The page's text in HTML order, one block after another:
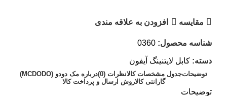
مقايسه افزودن به علاقه مندی
شناسه محصول: 0360
دسته: کابل لایتنینگ آیفون
توضیحاتجدول مشخصات کالانظرات (0)
درباره مک دودو (MCDODO)
گارانتی کالاروش ارسال و پرداخت کالا
توضیحات